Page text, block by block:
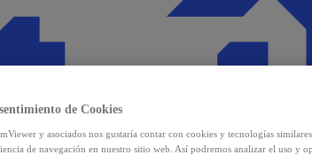
de Cookies
y asociados nos gustaría contar con cookies y tecnologías similares
de navegación en nuestro sitio web. Así podremos analizar el uso y